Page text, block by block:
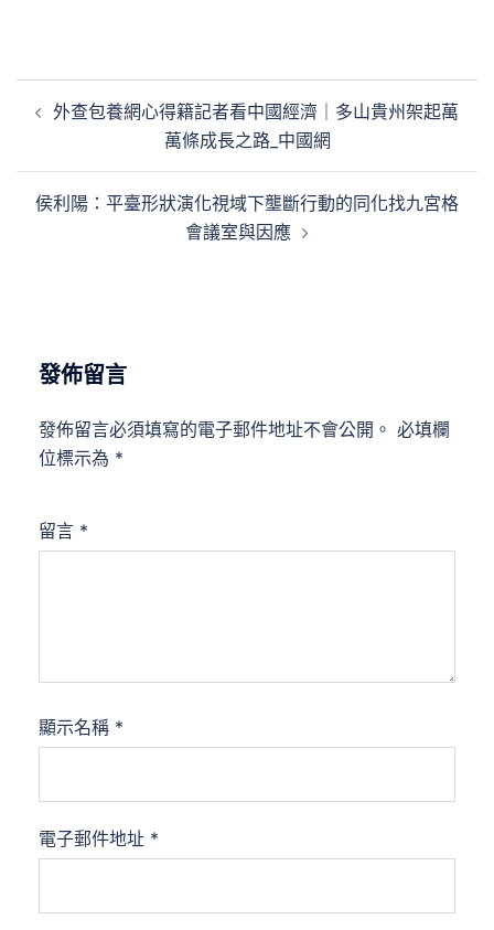
章
覽
外查包養網心得籍記者看中國經濟｜多山貴州架起萬
萬條成長之路_中國網
侯利陽：平臺形狀演化視域下壟斷行動的同化找九宮格
會議室與因應
發佈留言
發佈留言必須填寫的電子郵件地址不會公開。 必填欄
位標示為 *
留言 *
顯示名稱 *
電子郵件地址 *